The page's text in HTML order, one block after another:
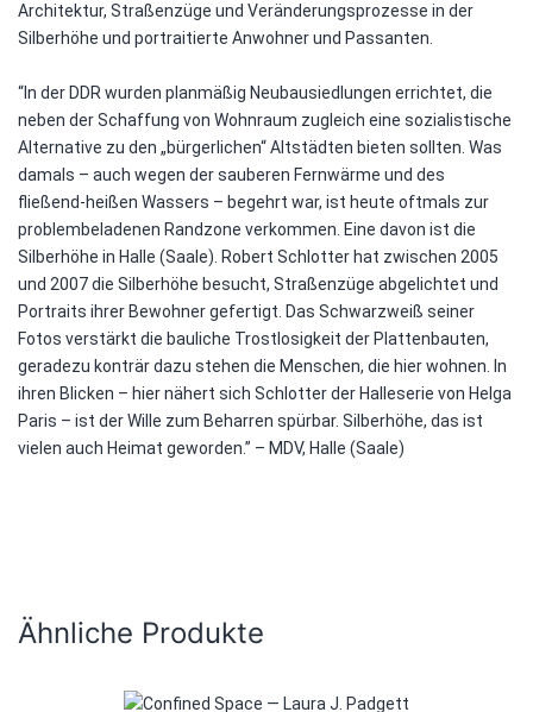
Architektur, Straßenzüge und Veränderungsprozesse in der
Silberhöhe und portraitierte Anwohner und Passanten.
“In der DDR wurden planmäßig Neubausiedlungen errichtet, die
neben der Schaffung von Wohnraum zugleich eine sozialistische
Alternative zu den „bürgerlichen“ Altstädten bieten sollten. Was
damals – auch wegen der sauberen Fernwärme und des
fließend-heißen Wassers – begehrt war, ist heute oftmals zur
problembeladenen Randzone verkommen. Eine davon ist die
Silberhöhe in Halle (Saale). Robert Schlotter hat zwischen 2005
und 2007 die Silberhöhe besucht, Straßenzüge abgelichtet und
Portraits ihrer Bewohner gefertigt. Das Schwarzweiß seiner
Fotos verstärkt die bauliche Trostlosigkeit der Plattenbauten,
geradezu konträr dazu stehen die Menschen, die hier wohnen. In
ihren Blicken – hier nähert sich Schlotter der Halleserie von Helga
Paris – ist der Wille zum Beharren spürbar. Silberhöhe, das ist
vielen auch Heimat geworden.” – MDV, Halle (Saale)
Ähnliche Produkte